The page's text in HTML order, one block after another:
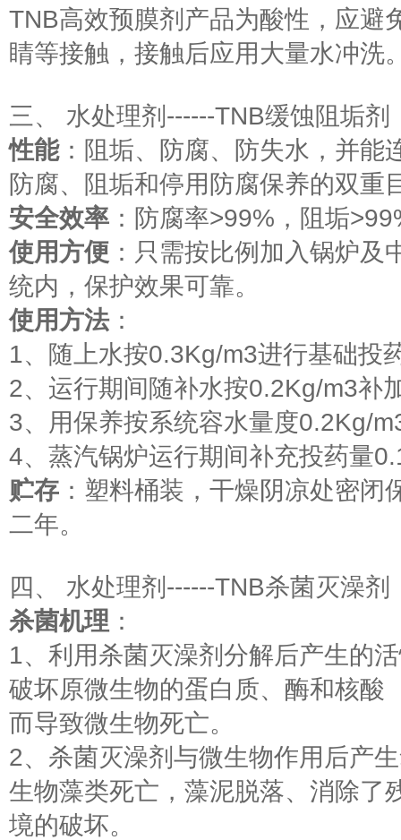
TNB高效预膜剂产品为酸性，应避
睛等接触，接触后应用大量水冲洗
三、 水处理剂------TNB缓蚀阻垢剂
性能：阻垢、防腐、防失水，并能
防腐、阻垢和停用防腐保养的双重
安全效率 ：防腐率>99%，阻垢
使用方便 ：只需按比例加入锅炉及
统内，保护效果可靠。
使用方法：
1、随上水按0.3Kg/m3进行基础投
2、运行期间随补水按0.2Kg/m3补
3、用保养按系统容水量度0.2Kg/
4、蒸汽锅炉运行期间补充投药量
贮存 ：塑料桶装，干燥阴凉处密闭
二年。
四、 水处理剂------TNB杀菌灭澡剂
杀菌机理 ：
1、利用杀菌灭澡剂分解后产生的
破坏原微生物的蛋白质、酶和核酸
而导致微生物死亡。
2、杀菌灭澡剂与微生物作用后产
生物藻类死亡，藻泥脱落、消除了
境的破坏。